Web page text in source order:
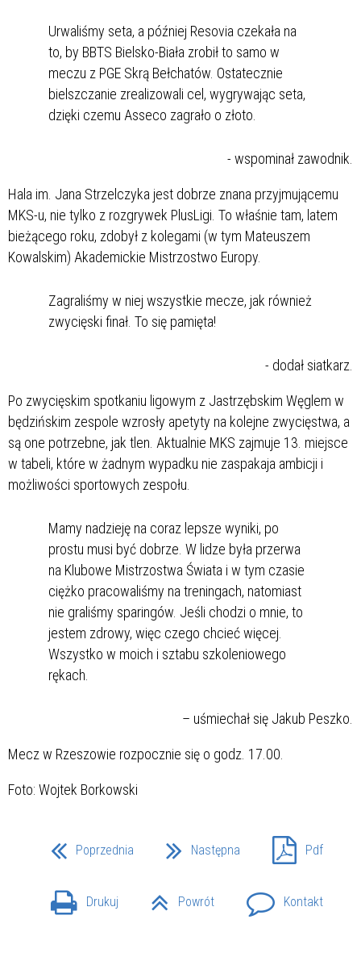
Urwaliśmy seta, a później Resovia czekała na
to, by BBTS Bielsko-Biała zrobił to samo w
meczu z PGE Skrą Bełchatów. Ostatecznie
bielszczanie zrealizowali cel, wygrywając seta,
dzięki czemu Asseco zagrało o złoto.
- wspominał zawodnik.
Hala im. Jana Strzelczyka jest dobrze znana przyjmującemu
MKS-u, nie tylko z rozgrywek PlusLigi. To właśnie tam, latem
bieżącego roku, zdobył z kolegami (w tym Mateuszem
Kowalskim) Akademickie Mistrzostwo Europy.
Zagraliśmy w niej wszystkie mecze, jak również
zwycięski finał. To się pamięta!
- dodał siatkarz.
Po zwycięskim spotkaniu ligowym z Jastrzębskim Węglem w
będzińskim zespole wzrosły apetyty na kolejne zwycięstwa, a
są one potrzebne, jak tlen. Aktualnie MKS zajmuje 13. miejsce
w tabeli, które w żadnym wypadku nie zaspakaja ambicji i
możliwości sportowych zespołu.
Mamy nadzieję na coraz lepsze wyniki, po
prostu musi być dobrze. W lidze była przerwa
na Klubowe Mistrzostwa Świata i w tym czasie
ciężko pracowaliśmy na treningach, natomiast
nie graliśmy sparingów. Jeśli chodzi o mnie, to
jestem zdrowy, więc czego chcieć więcej.
Wszystko w moich i sztabu szkoleniowego
rękach.
– uśmiechał się Jakub Peszko.
Mecz w Rzeszowie rozpocznie się o godz. 17.00.
Foto: Wojtek Borkowski
Poprzednia Następna Pdf
Drukuj Powrót Kontakt